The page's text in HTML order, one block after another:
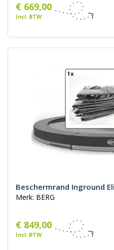
€ 669,00
Incl. BTW
Beschermrand Inground
Merk: BERG
€ 849,00
Incl. BTW